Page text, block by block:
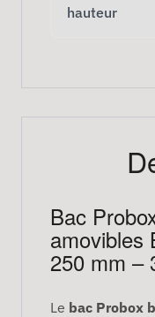
hauteur
Bac
amovibles
250 mm –
Le bac Probox